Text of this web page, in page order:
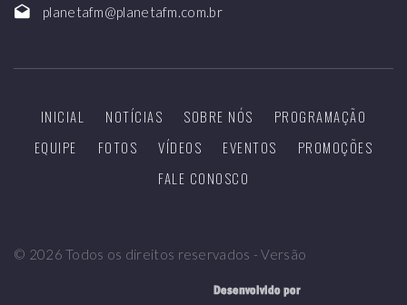
planetafm@planetafm.com.br
INICIAL NOTÍCIAS SOBRE NÓS
PROGRAMAÇÃO
EQUIPE
FOTOS VÍDEOS EVENTOS
PROMOÇÕES
FALE CONOSCO
© 2026 Todos os direitos reservados - Versão